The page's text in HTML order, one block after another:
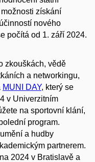
získání
nového
počítá od 1. září 2024.
zkouškách, vědě
a networkingu,
MUNI DAY, který se
v Univerzitním
na sportovní klání,
program.
a hudby
partnerem.
2024 v Bratislavě a